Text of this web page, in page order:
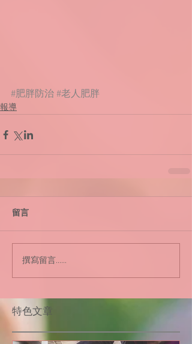
#肥胖防治 #老人肥胖
報導
留言
撰寫留言......
​特色文章